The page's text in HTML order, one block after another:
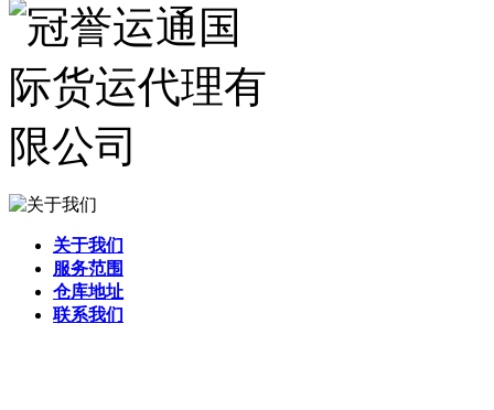
关于我们
服务范围
仓库地址
联系我们